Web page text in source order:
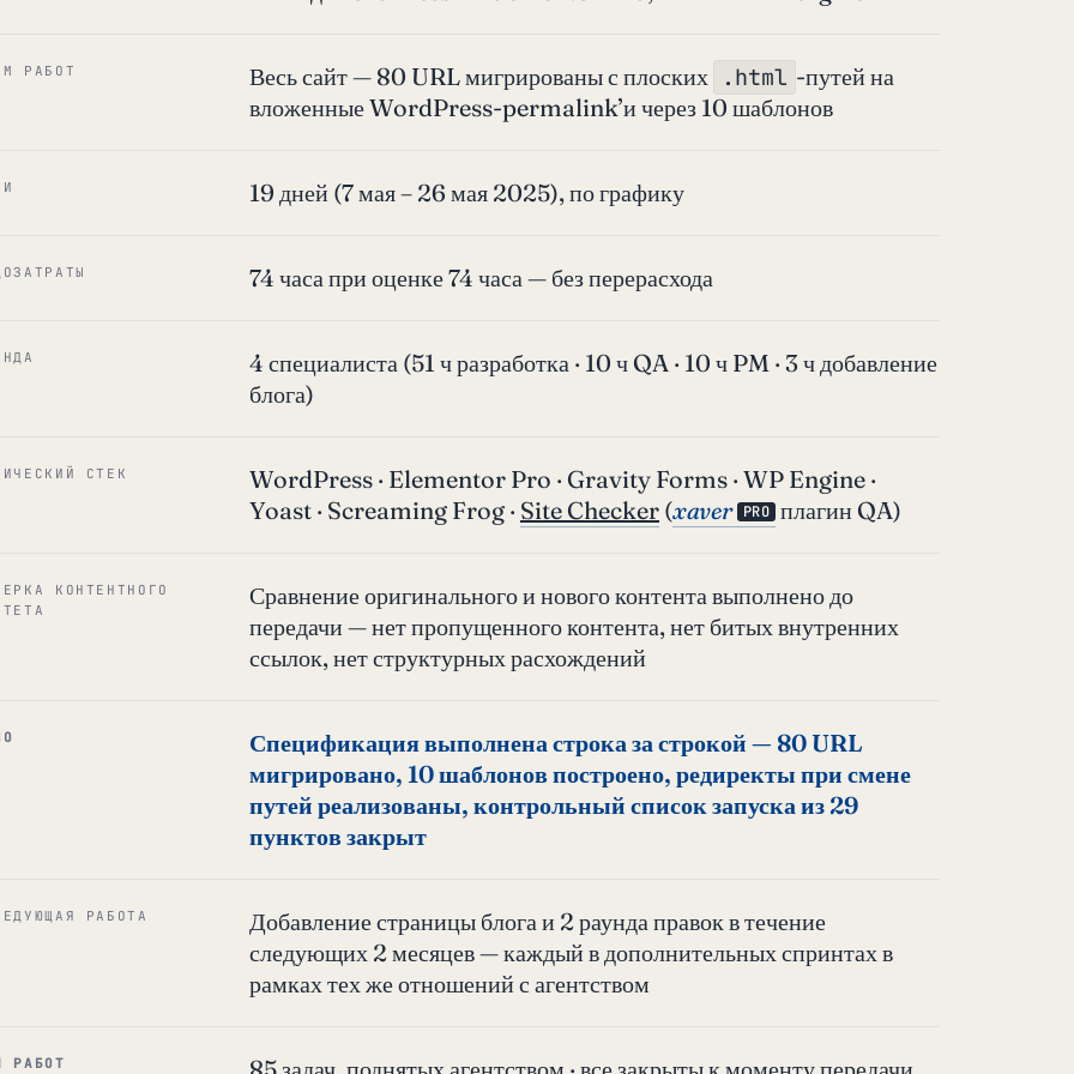
РАБОТ Весь сайт — 80 URL мигрированы с плоских .html -путей на
вложенные WordPress-permalink’и через 10 шаблонов
19 дней (7 мая – 26 мая 2025), по графику
74 часа при оценке 74 часа — без перерасхода
4 специалиста (51 ч разработка · 10 ч QA · 10 ч PM · 3 ч добавление
блога)
СТЕК
WordPress · Elementor Pro · Gravity Forms · WP Engine ·
Yoast · Screaming Frog · Site Checker (xaver PRO плагин QA)
КОНТЕНТНОГО
Сравнение оригинального и нового контента выполнено до
передачи — нет пропущенного контента, нет битых внутренних
ссылок, нет структурных расхождений
Спецификация выполнена строка за строкой — 80 URL
мигрировано, 10 шаблонов построено, редиректы при смене
путей реализованы, контрольный список запуска из 29
пунктов закрыт
РАБОТА
Добавление страницы блога и 2 раунда правок в течение
следующих 2 месяцев — каждый в дополнительных спринтах в
рамках тех же отношений с агентством
РАБОТ